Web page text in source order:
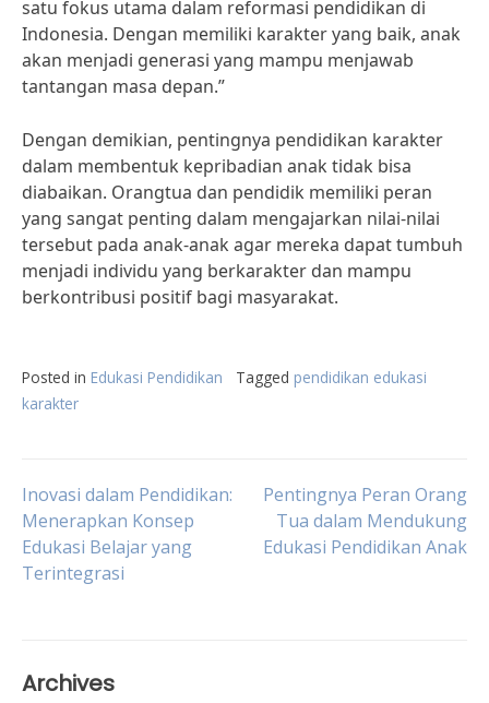
satu fokus utama dalam reformasi pendidikan di
Indonesia. Dengan memiliki karakter yang baik, anak
akan menjadi generasi yang mampu menjawab
tantangan masa depan.”
Dengan demikian, pentingnya pendidikan karakter
dalam membentuk kepribadian anak tidak bisa
diabaikan. Orangtua dan pendidik memiliki peran
yang sangat penting dalam mengajarkan nilai-nilai
tersebut pada anak-anak agar mereka dapat tumbuh
menjadi individu yang berkarakter dan mampu
berkontribusi positif bagi masyarakat.
Posted in Edukasi Pendidikan Tagged pendidikan edukasi
karakter
Post
navigation
Inovasi dalam Pendidikan:
Menerapkan Konsep
Edukasi Belajar yang
Terintegrasi
Pentingnya Peran Orang
Tua dalam Mendukung
Edukasi Pendidikan Anak
Archives